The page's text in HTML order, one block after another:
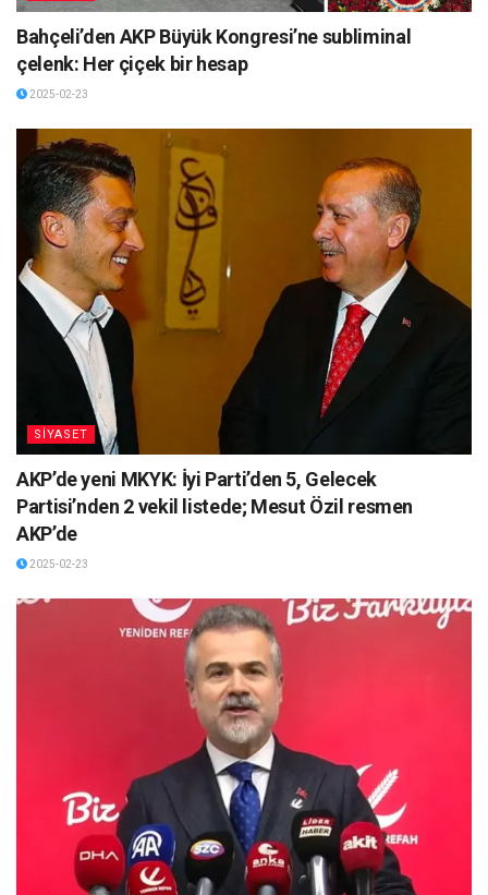
Bahçeli’den AKP Büyük Kongresi’ne subliminal
çelenk: Her çiçek bir hesap
2025-02-23
SİYASET
AKP’de yeni MKYK: İyi Parti’den 5, Gelecek
Partisi’nden 2 vekil listede; Mesut Özil resmen
AKP’de
2025-02-23